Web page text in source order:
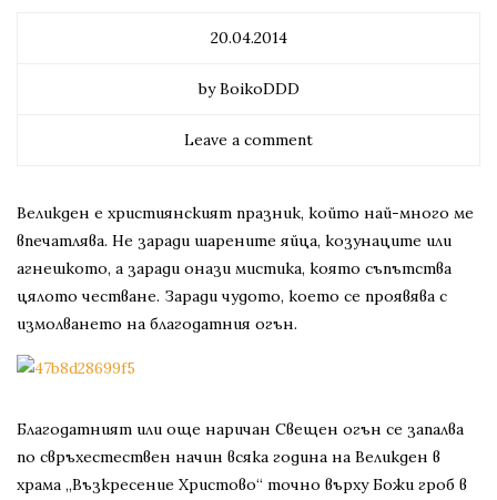
20.04.2014
by BoikoDDD
Leave a comment
Великден е християнският празник, който най-много ме
впечатлява. Не заради шарените яйца, козунаците или
агнешкото, а заради онази мистика, която съпътства
цялото честване. Заради чудото, което се проявява с
измолването на благодатния огън.
Благодатният или още наричан Свещен огън се запалва
по свръхестествен начин всяка година на Великден в
храма „Възкресение Христово“ точно върху Божи гроб в